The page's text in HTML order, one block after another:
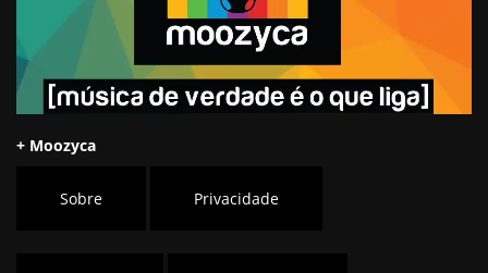
+ Moozyca
Sobre Privacidade